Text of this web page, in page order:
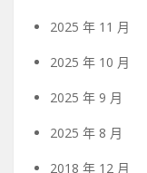
2025 年 11 月
2025 年 10 月
2025 年 9 月
2025 年 8 月
2018 年 12 月